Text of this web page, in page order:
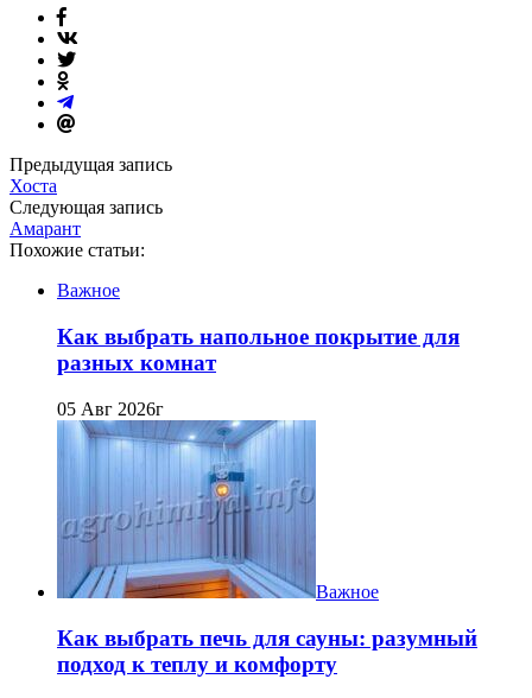
Предыдущая запись
Хоста
Следующая запись
Амарант
Похожие статьи:
Важное
Как выбрать напольное покрытие для
разных комнат
05 Авг 2026г
Важное
Как выбрать печь для сауны: разумный
подход к теплу и комфорту